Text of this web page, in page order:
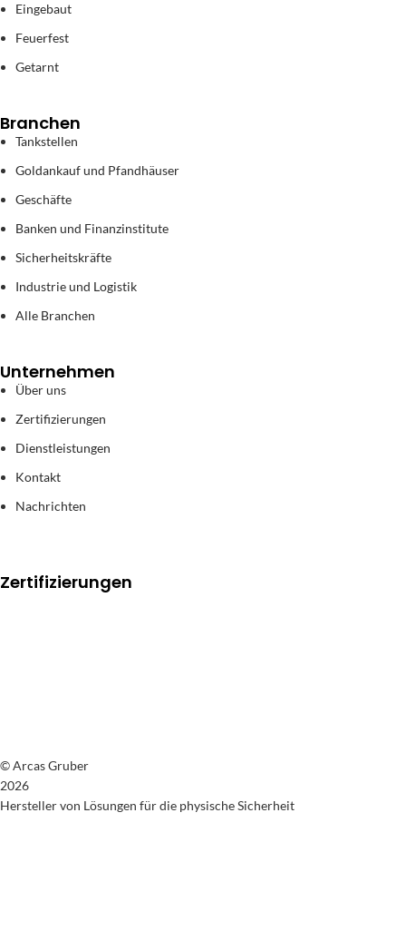
Eingebaut
Feuerfest
Getarnt
Branchen
Tankstellen
Goldankauf und Pfandhäuser
Geschäfte
Banken und Finanzinstitute
Sicherheitskräfte
Industrie und Logistik
Alle Branchen
Unternehmen
Über uns
Zertifizierungen
Dienstleistungen
Kontakt
Nachrichten
Zertifizierungen
© Arcas Gruber
2026
Hersteller von Lösungen für die physische Sicherheit